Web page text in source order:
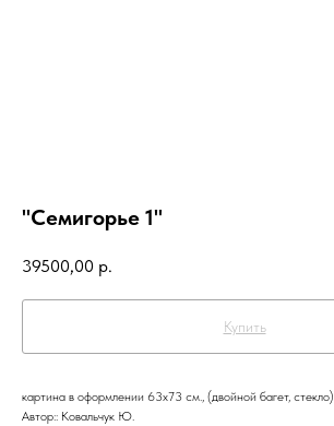
"Семигорье 1"
39500,00 р.
Купить
картина в оформлении 63х73 см., (двойной багет, стекло)
Автор:: Ковальчук Ю.